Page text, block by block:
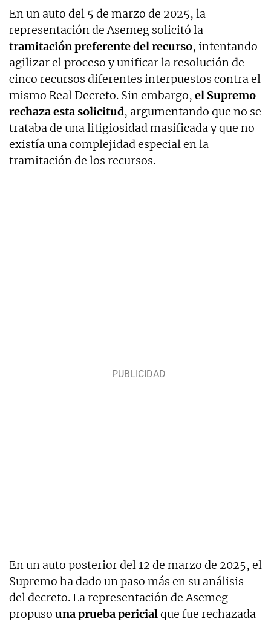
En un auto del 5 de marzo de 2025, la
representación de Asemeg solicitó la
tramitación preferente del recurso, intentando
agilizar el proceso y unificar la resolución de
cinco recursos diferentes interpuestos contra el
mismo Real Decreto. Sin embargo, el Supremo
rechaza esta solicitud, argumentando que no se
trataba de una litigiosidad masificada y que no
existía una complejidad especial en la
tramitación de los recursos.
En un auto posterior del 12 de marzo de 2025, el
Supremo ha dado un paso más en su análisis
del decreto. La representación de Asemeg
propuso una prueba pericialque fue rechazada